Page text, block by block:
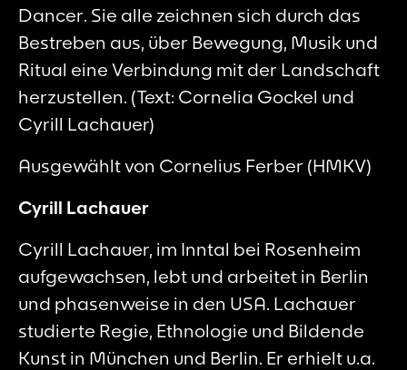
Dancer. Sie alle zeichnen sich durch das
Bestreben aus, über Bewegung, Musik und
Ritual eine Verbindung mit der Landschaft
herzustellen. (Text: Cornelia Gockel und
Cyrill Lachauer)
Ausgewählt von Cornelius Ferber (HMKV)
Cyrill Lachauer
Cyrill Lachauer, im Inntal bei Rosenheim
aufgewachsen, lebt und arbeitet in Berlin
und phasenweise in den USA. Lachauer
studierte Regie, Ethnologie und Bildende
Kunst in München und Berlin. Er erhielt u.a.